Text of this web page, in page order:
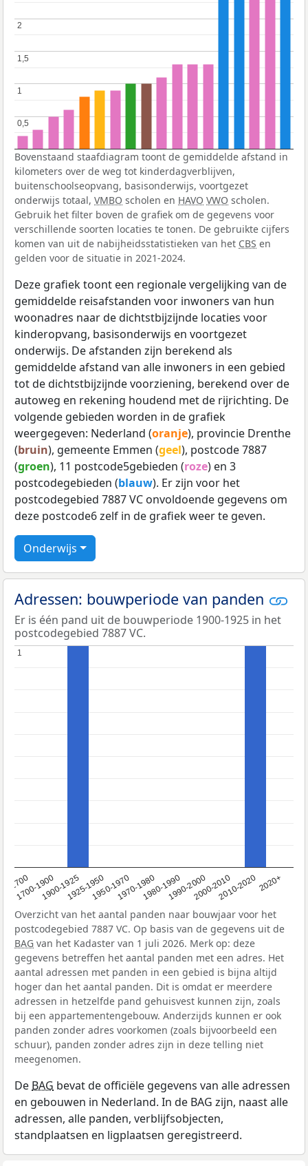
0,5
0,5
1
1
1,5
1,5
2
2
Bovenstaand staafdiagram toont de gemiddelde afstand in
kilometers over de weg tot kinderdagverblijven,
buitenschoolseopvang, basisonderwijs, voortgezet
onderwijs totaal, VMBO scholen en HAVO VWO scholen.
Gebruik het filter boven de grafiek om de gegevens voor
verschillende soorten locaties te tonen. De gebruikte cijfers
komen van uit de nabijheidsstatistieken van het CBS en
gelden voor de situatie in 2021-2024.
Deze grafiek toont een regionale vergelijking van de
gemiddelde reisafstanden voor inwoners van hun
woonadres naar de dichtstbijzijnde locaties voor
kinderopvang, basisonderwijs en voortgezet
onderwijs. De afstanden zijn berekend als
gemiddelde afstand van alle inwoners in een gebied
tot de dichtstbijzijnde voorziening, berekend over de
autoweg en rekening houdend met de rijrichting. De
volgende gebieden worden in de grafiek
weergegeven: Nederland (oranje), provincie Drenthe
(bruin), gemeente Emmen (geel), postcode 7887
(groen), 11 postcode5gebieden (roze) en 3
postcodegebieden (blauw). Er zijn voor het
postcodegebied 7887 VC onvoldoende gegevens om
deze postcode6 zelf in de grafiek weer te geven.
Onderwijs
Adressen: bouwperiode van panden
Er is één pand uit de bouwperiode 1900-1925 in het
postcodegebied 7887 VC.
<1700
1700-19001900-19251925-19501950-19701970-19801980-19901990-20002000-20102010-20202020+
1
1
Overzicht van het aantal panden naar bouwjaar voor het
postcodegebied 7887 VC. Op basis van de gegevens uit de
BAG van het Kadaster van 1 juli 2026. Merk op: deze
gegevens betreffen het aantal panden met een adres. Het
aantal adressen met panden in een gebied is bijna altijd
hoger dan het aantal panden. Dit is omdat er meerdere
adressen in hetzelfde pand gehuisvest kunnen zijn, zoals
bij een appartementengebouw. Anderzijds kunnen er ook
panden zonder adres voorkomen (zoals bijvoorbeeld een
schuur), panden zonder adres zijn in deze telling niet
meegenomen.
De BAG bevat de officiële gegevens van alle adressen
en gebouwen in Nederland. In de BAG zijn, naast alle
adressen, alle panden, verblijfsobjecten,
standplaatsen en ligplaatsen geregistreerd.